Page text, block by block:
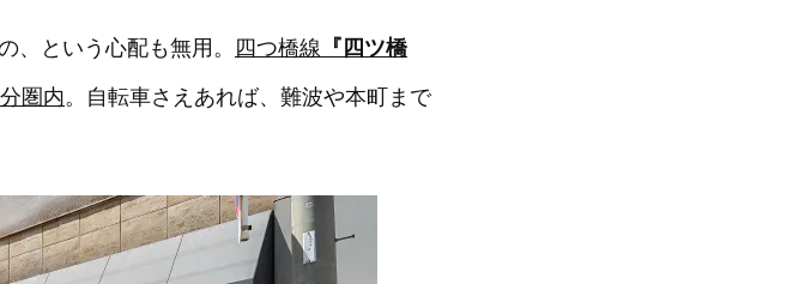
、という心配も無用。 四つ橋線 『四ツ橋
圏内。自転車さえあれば、難波や本町まで